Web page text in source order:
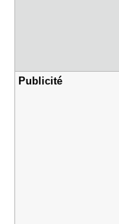
Publicité